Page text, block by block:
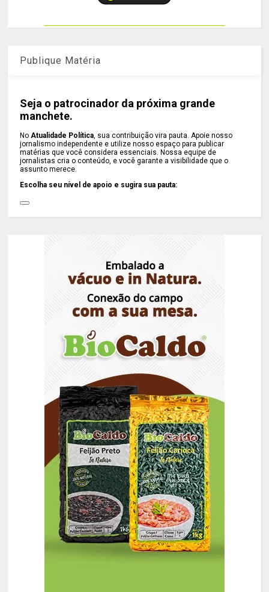
Publique Matéria
Seja o patrocinador da próxima grande
manchete.
NoAtualidade Política, sua contribuição vira pauta. Apoie nosso
jornalismo independente e utilize nosso espaço para publicar
matérias que você considera essenciais. Nossa equipe de
jornalistas cria o conteúdo, e você garante a visibilidade que o
assunto merece.
Escolha seu nível de apoio e sugira sua pauta: